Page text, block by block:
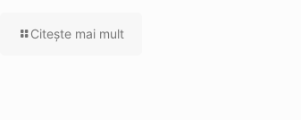
Citeşte mai mult